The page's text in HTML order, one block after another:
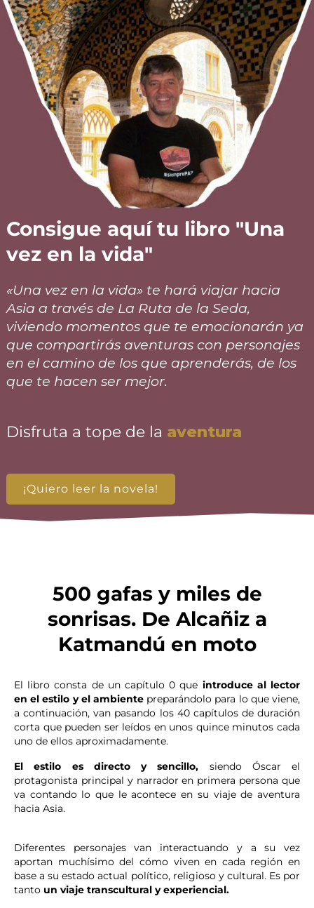
Consigue aquí tu libro "Una
vez en la vida"
«Una vez en la vida» te hará viajar hacia
Asia a través de La Ruta de la Seda,
viviendo momentos que te emocionarán ya
que compartirás aventuras con personajes
en el camino de los que aprenderás, de los
que te hacen ser mejor.
Disfruta a tope de la aventura
¡Quiero leer la novela!
500 gafas y miles de
sonrisas. De Alcañiz a
Katmandú en moto
El libro consta de un capítulo 0 que introduce al lector
en el estilo y el ambiente preparándolo para lo que viene,
a continuación, van pasando los 40 capítulos de duración
corta que pueden ser leídos en unos quince minutos cada
uno de ellos aproximadamente.
El estilo es directo y sencillo, siendo Óscar el
protagonista principal y narrador en primera persona que
va contando lo que le acontece en su viaje de aventura
hacia Asia.
Diferentes personajes van interactuando y a su vez
aportan muchísimo del cómo viven en cada región en
base a su estado actual político, religioso y cultural. Es por
tanto un viaje transcultural y experiencial.